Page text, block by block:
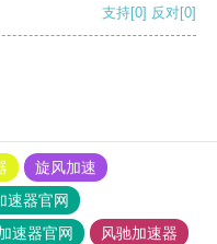
支持[0] 反对[0]
旋风加速
速器官网
速器官网
风驰加速器